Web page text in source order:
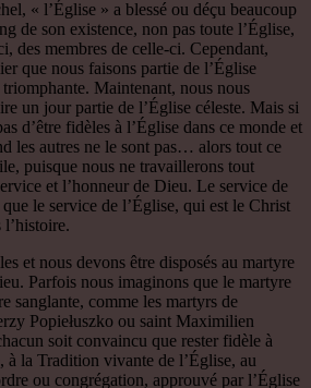
« l’Église » a blessé ou déçu beaucoup
de son existence, non pas toute l’Église,
des membres de celle-ci. Cependant,
que nous faisons partie de l’Église
Maintenant, nous nous
un jour partie de l’Église céleste. Mais si
d’être fidèles à l’Église dans ce monde et
les autres ne le sont pas… alors tout ce
puisque nous ne travaillerons tout
et l’honneur de Dieu. Le service de
le service de l’Église, qui est le Christ
et nous devons être disposés au martyre
Parfois nous imaginons que le martyre
sanglante, comme les martyrs de
Popiełuszko ou saint Maximilien
soit convaincu que rester fidèle à
à la Tradition vivante de l’Église, au
ou congrégation, approuvé par l’Église